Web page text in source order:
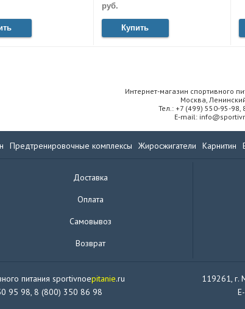
руб.
Купить
Интернет-магазин спортивного
Москва,
Тел.: +7 (499) 550-95-98,
E-mail:
Предтренировочные комплексы Жиросжигатели Карнитин
Доставка
Оплата
Самовывоз
Возврат
питания sportivnoepitanie.ru
95 98, 8 (800) 350 86 98
119261, г.